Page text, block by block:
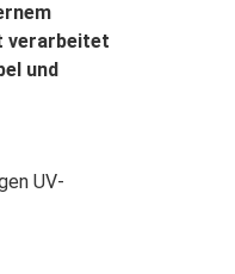
verarbeitet
und
UV-